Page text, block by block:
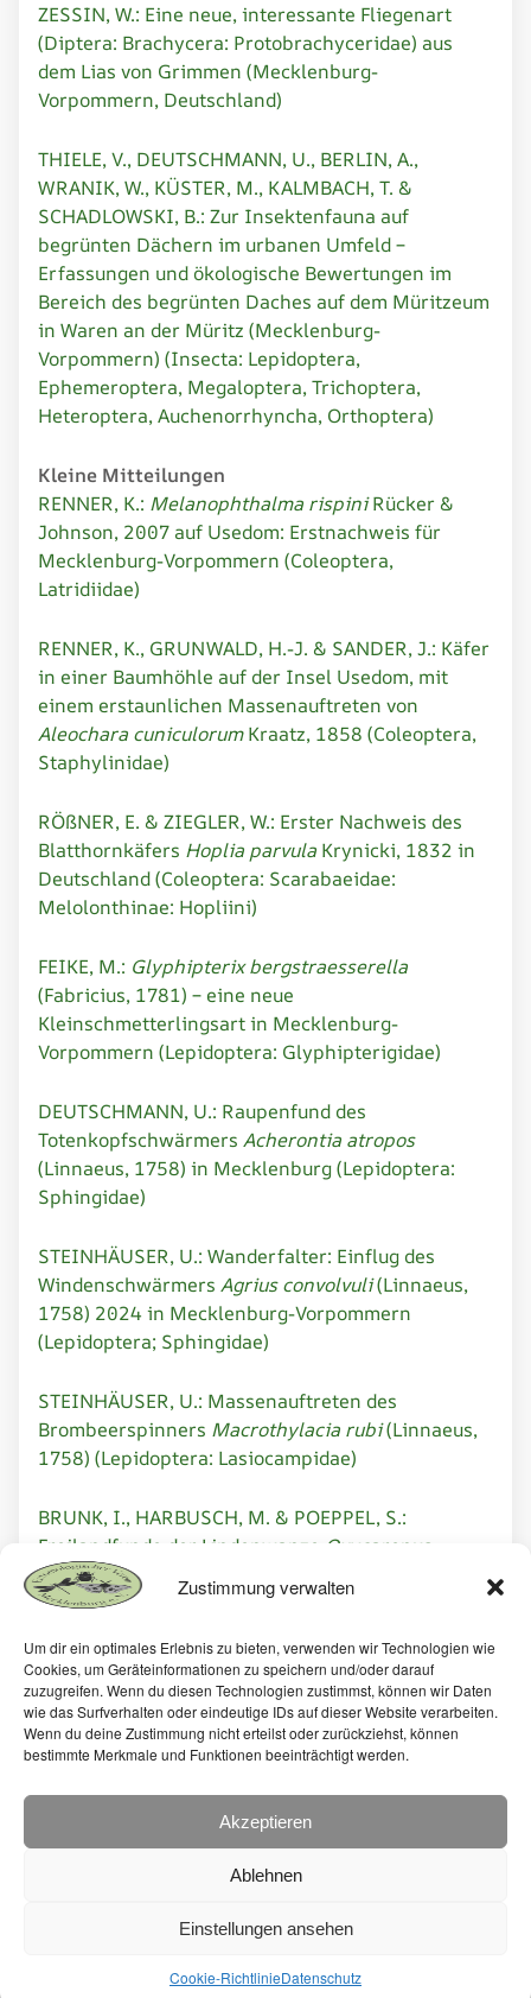
Zustimmung verwalten
Um dir ein optimales Erlebnis zu bieten, verwenden wir Technologien wie
Cookies, um Geräteinformationen zu speichern und/oder darauf
zuzugreifen. Wenn du diesen Technologien zustimmst, können wir Daten
wie das Surfverhalten oder eindeutige IDs auf dieser Website verarbeiten.
Wenn du deine Zustimmung nicht erteilst oder zurückziehst, können
bestimmte Merkmale und Funktionen beeinträchtigt werden.
Akzeptieren
Ablehnen
Einstellungen ansehen
Cookie-RichtlinieDatenschutz
ZESSIN, W.: Eine neue, interessante Fliegenart
(Diptera: Brachycera: Protobrachyceridae) aus
dem Lias von Grimmen (Mecklenburg-
Vorpommern, Deutschland)
THIELE, V., DEUTSCHMANN, U., BERLIN, A.,
WRANIK, W., KÜSTER, M., KALMBACH, T. &
SCHADLOWSKI, B.: Zur Insektenfauna auf
begrünten Dächern im urbanen Umfeld –
Erfassungen und ökologische Bewertungen im
Bereich des begrünten Daches auf dem Müritzeum
in Waren an der Müritz (Mecklenburg-
Vorpommern) (Insecta: Lepidoptera,
Ephemeroptera, Megaloptera, Trichoptera,
Heteroptera, Auchenorrhyncha, Orthoptera)
Kleine Mitteilungen
RENNER, K.: Melanophthalma rispiniRücker &
Johnson, 2007 auf Usedom: Erstnachweis für
Mecklenburg-Vorpommern (Coleoptera,
Latridiidae)
RENNER, K., GRUNWALD, H.-J. & SANDER, J.: Käfer
in einer Baumhöhle auf der Insel Usedom, mit
einem erstaunlichen Massenauftreten von
Aleochara cuniculorumKraatz, 1858 (Coleoptera,
Staphylinidae)
RÖßNER, E. & ZIEGLER, W.: Erster Nachweis des
Blatthornkäfers Hoplia parvula Krynicki, 1832 in
Deutschland (Coleoptera: Scarabaeidae:
Melolonthinae: Hopliini)
FEIKE, M.: Glyphipterix bergstraesserella
(Fabricius, 1781) – eine neue
Kleinschmetterlingsart in Mecklenburg-
Vorpommern (Lepidoptera: Glyphipterigidae)
DEUTSCHMANN, U.: Raupenfund des
Totenkopfschwärmers Acherontia atropos
(Linnaeus, 1758) in Mecklenburg (Lepidoptera:
Sphingidae)
STEINHÄUSER, U.: Wanderfalter: Einflug des
Windenschwärmers Agrius convolvuli(Linnaeus,
1758) 2024 in Mecklenburg-Vorpommern
(Lepidoptera; Sphingidae)
STEINHÄUSER, U.: Massenauftreten des
Brombeerspinners Macrothylacia rubi(Linnaeus,
1758) (Lepidoptera: Lasiocampidae)
BRUNK, I., HARBUSCH, M. & POEPPEL, S.:
Freilandfunde der Lindenwanze Oxycarenus
lavaterae(Fabricius, 1787) in Mecklenburg-
Vorpommern (Heteroptera: Oxycarenidae)
Vereinsleben
RÖßNER, E.: Kurzbericht über die Herbsttagung
2024 des Entomologischen Vereins Mecklenburg
e. V. (EVM)
RÖßNER, E.: Bericht über das 30. Treffen der
„Lamellicornia-Freunde“ in Schwerin (Coleoptera: